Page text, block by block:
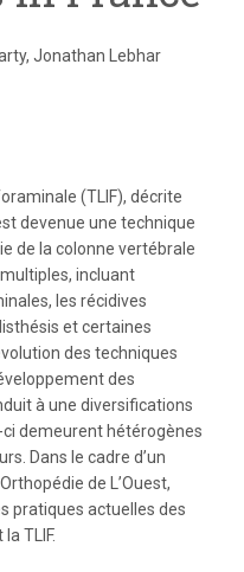
Jonathan Lebhar
(TLIF), décrite
devenue une technique
de la colonne vertébrale
incluant
les récidives
et certaines
des techniques
des
à une diversifications
demeurent hétérogènes
Dans le cadre d’un
de L’Ouest,
pratiques actuelles des
TLIF.